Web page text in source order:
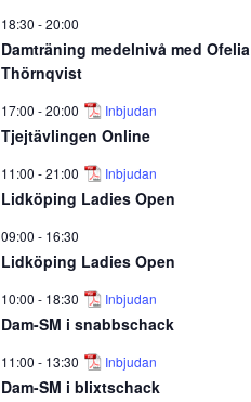
18:30 -20:00
Damträning medelnivå med Ofelia
Thörnqvist
17:00 -20:00 Inbjudan
Tjejtävlingen Online
11:00 -21:00 Inbjudan
Lidköping Ladies Open
09:00 - 16:30
Lidköping Ladies Open
10:00 - 18:30 Inbjudan
Dam-SM i snabbschack
11:00 - 13:30 Inbjudan
Dam-SM i blixtschack